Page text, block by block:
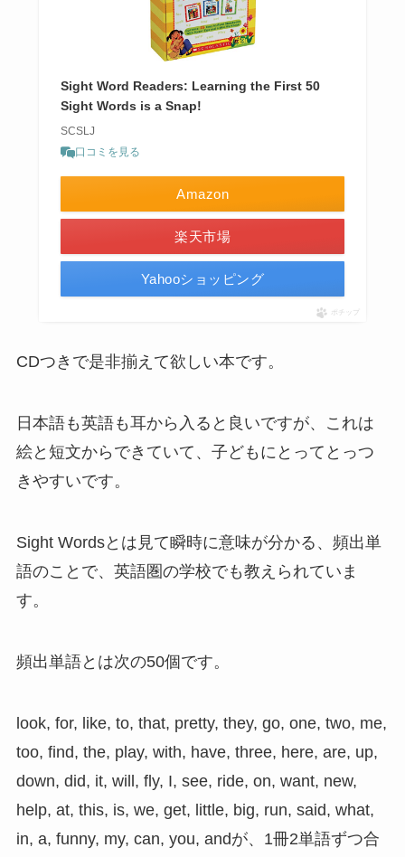
Sight Word Readers: Learning the First 50
Sight Words is a Snap!
SCSLJ
口コミを見る
Amazon
楽天市場
Yahooショッピング
ポチップ
CDつきで是非揃えて欲しい本です。
日本語も英語も耳から入ると良いですが、これは
絵と短文からできていて、子どもにとってとっつ
きやすいです。
Sight Wordsとは見て瞬時に意味が分かる、頻出単
語のことで、英語圏の学校でも教えられていま
す。
頻出単語とは次の50個です。
look, for, like, to, that, pretty, they, go, one, two, me,
too, find, the, play, with, have, three, here, are, up,
down, did, it, will, fly, I, see, ride, on, want, new,
help, at, this, is, we, get, little, big, run, said, what,
in, a, funny, my, can, you, andが、1冊2単語ずつ合